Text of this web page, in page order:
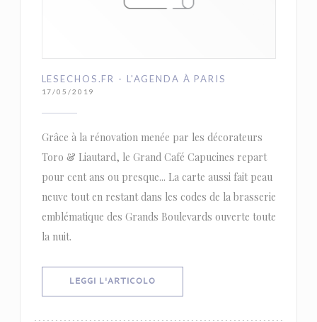
LESECHOS.FR - L'AGENDA À PARIS
17/05/2019
Grâce à la rénovation menée par les décorateurs
Toro & Liautard, le Grand Café Capucines repart
pour cent ans ou presque... La carte aussi fait peau
neuve tout en restant dans les codes de la brasserie
emblématique des Grands Boulevards ouverte toute
la nuit.
LEGGI L'ARTICOLO((APRE UNA NUOVA FINESTRA))